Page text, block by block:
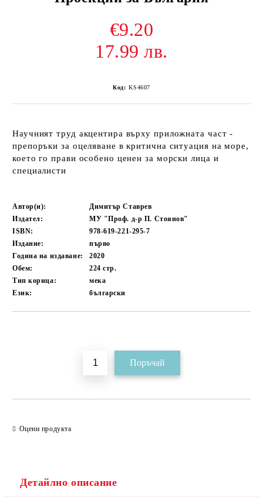
€9.20
17.99 лв.
Код: KS4607
Научният труд акцентира върху приложната част -
препоръки за оцеляване в критична ситуация на море,
което го прави особено ценен за морски лица и
специалисти
Автор(и):
Димитър Ставрев
Издател:
МУ "Проф. д-р П. Стоянов"
ISBN:
978-619-221-295-7
Издание:
първо
Година на издаване:
2020
Обем:
224стр.
Тип корица:
мека
Език:
български
Оцени продукта
Детайлно описание